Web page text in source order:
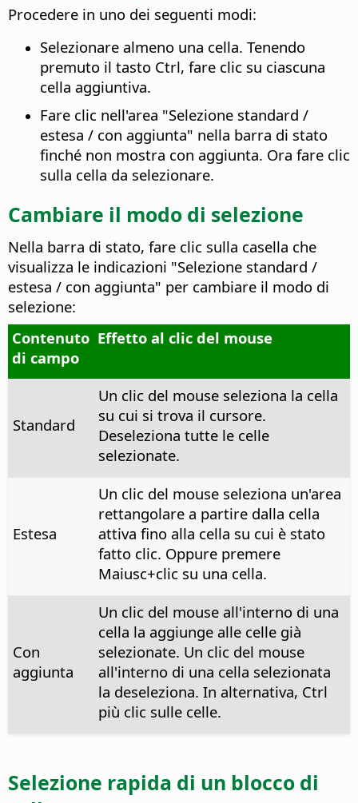
Procedere in uno dei seguenti modi:
Selezionare almeno una cella. Tenendo
premuto il tasto Ctrl, fare clic su ciascuna
cella aggiuntiva.
Fare clic nell'area "Selezione standard /
estesa / con aggiunta" nella barra di stato
finché non mostra con aggiunta. Ora fare clic
sulla cella da selezionare.
Cambiare il modo di selezione
Nella barra di stato, fare clic sulla casella che
visualizza le indicazioni "Selezione standard /
estesa / con aggiunta" per cambiare il modo di
selezione:
Contenuto
di campo
Effetto al clic del mouse
Standard
Un clic del mouse seleziona la cella
su cui si trova il cursore.
Deseleziona tutte le celle
selezionate.
Estesa
Un clic del mouse seleziona un'area
rettangolare a partire dalla cella
attiva fino alla cella su cui è stato
fatto clic. Oppure premere
Maiusc+clic su una cella.
Con
aggiunta
Un clic del mouse all'interno di una
cella la aggiunge alle celle già
selezionate. Un clic del mouse
all'interno di una cella selezionata
la deseleziona. In alternativa, Ctrl
più clic sulle celle.
Selezione rapida di un blocco di